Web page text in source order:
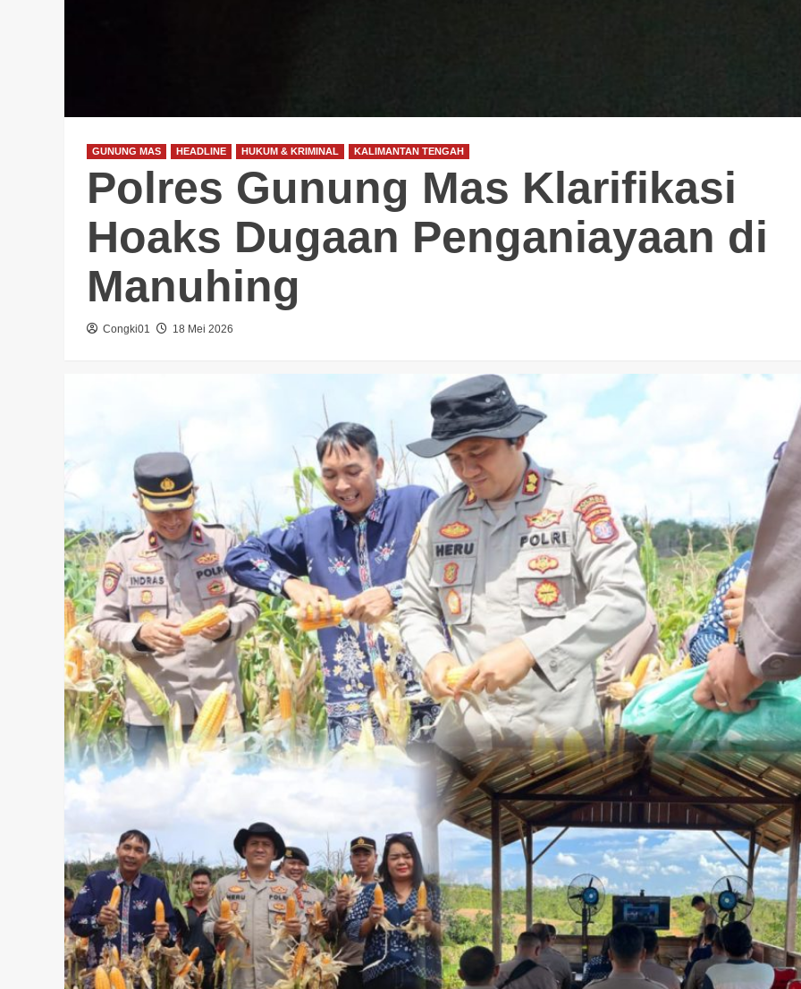
GUNUNG MAS HEADLINE HUKUM & KRIMINAL KALIMANTAN TENGAH
Polres Gunung Mas Klarifikasi
Hoaks Dugaan Penganiayaan di
Manuhing
Congki01 18 Mei 2026
Congki01 14 Mei 2026
DPRD KALIMANTAN TENGAH HEADLINE
Faridawaty Serap Aspirasi
Pemberdayaan Perempuan dan
Infrastruktur
FaceBorneo.com 28 Juli 2026